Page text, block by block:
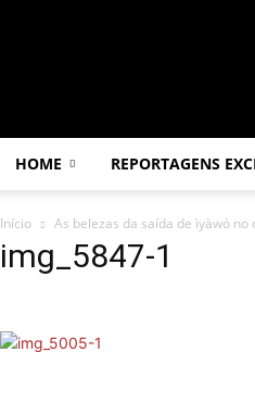
HOME REPORTAGENS
Início As belezas da saída de ìyàwó no
img_5847-1